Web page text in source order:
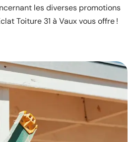
les diverses promotions
Toiture 31 à Vaux vous offre !